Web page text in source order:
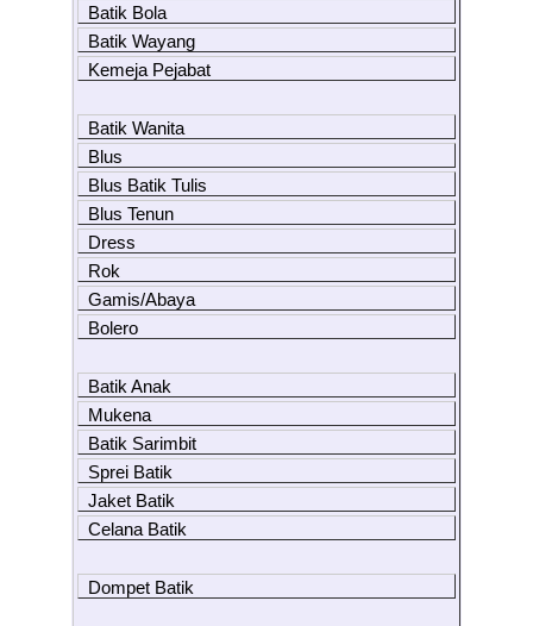
Batik Bola
Batik Wayang
Kemeja Pejabat
Batik Wanita
Blus
Blus Batik Tulis
Blus Tenun
Dress
Rok
Gamis/Abaya
Bolero
Batik Anak
Mukena
Batik Sarimbit
Sprei Batik
Jaket Batik
Celana Batik
Dompet Batik